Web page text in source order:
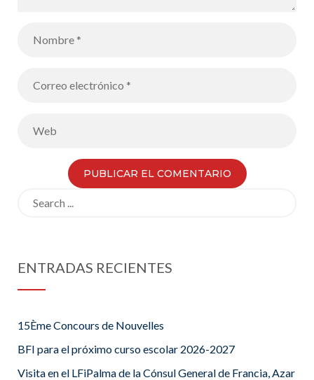
ENTRADAS RECIENTES
15Ème Concours de Nouvelles
BFI para el próximo curso escolar 2026-2027
Visita en el LFiPalma de la Cónsul General de Francia, Azar